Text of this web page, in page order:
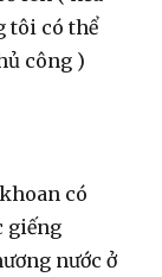
tôi có thể
công )
có
giếng
nước ở